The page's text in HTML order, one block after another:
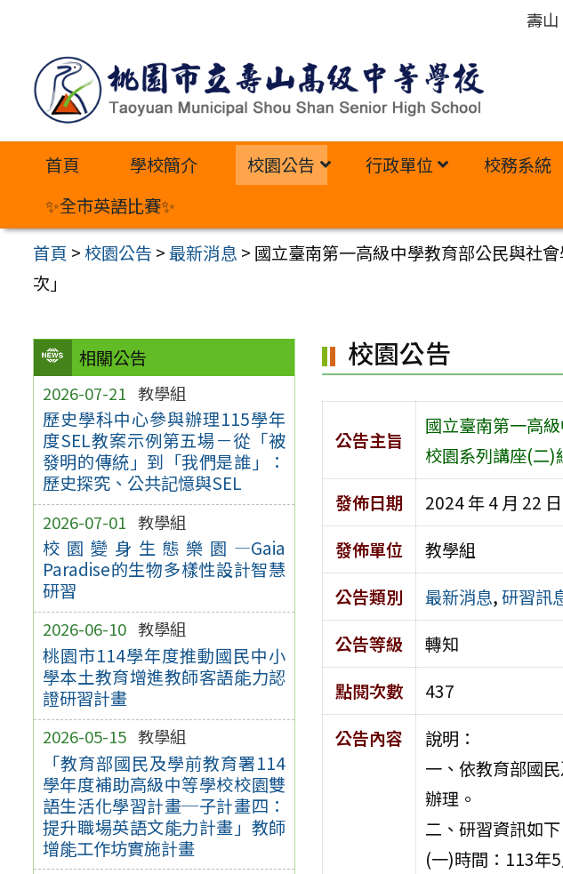
內
壽
首頁 學校簡介 校園公告 行政單位 校務系統
✨全市英語比賽✨
首頁 >校園公告 >最新消息 > 國立臺南第一高級中學教育部公民與社
次」
相關公告
2026-07-21 教學組
歷史學科中心參與辦理115學年
度SEL教案示例第五場－從「被
發明的傳統」到「我們是誰」：
歷史探究、公共記憶與SEL
2026-07-01 教學組
校園變身生態樂園—Gaia
Paradise的生物多樣性設計智慧
研習
2026-06-10 教學組
桃園市114學年度推動國民中小
學本土教育增進教師客語能力認
證研習計畫
2026-05-15 教學組
「教育部國民及學前教育署114
學年度補助高級中等學校校園雙
語生活化學習計畫─子計畫四：
提升職場英語文能力計畫」教師
增能工作坊實施計畫
校園公告
公告主旨
國立臺南第一高
校園系列講座(二)
發佈日期
2024 年 4 月 22 日
發佈單位
教學組
公告類別
最新消息,研習訊
公告等級
轉知
點閱次數
437
公告內容
說明：
一、依教育部國
辦理。
二、研習資訊如
(一)時間：113年